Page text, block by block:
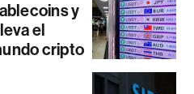
y
el
cripto